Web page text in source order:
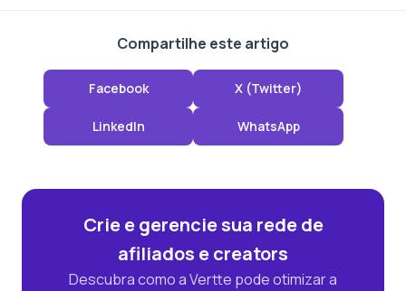
Compartilhe este artigo
Facebook X (Twitter)
LinkedIn WhatsApp
Crie e gerencie sua rede de
afiliados e creators
Descubra como a Vertte pode otimizar a